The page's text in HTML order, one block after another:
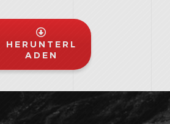
HERUNTERL
ADEN